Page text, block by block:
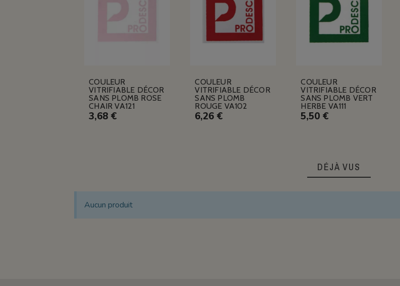
COULEUR
VITRIFIABLE DÉCOR
SANS PLOMB ROSE
CHAIR VA121
3,68 €
COULEUR
VITRIFIABLE DÉCOR
SANS PLOMB
ROUGE VA102
6,26 €
COULEUR
VITRIFIABLE DÉCOR
SANS PLOMB VERT
HERBE VA111
5,50 €
DÉJÀ VUS
Aucun produit